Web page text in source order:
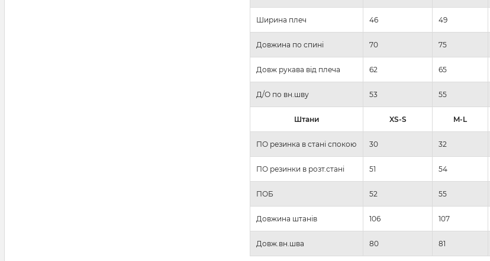
Ширина плеч 46 49
Довжина по спині 70 75
Довж рукава від плеча 62 65
Д/О по вн.шву 53 55
Штани XS-S M-L
ПО резинка в стані спокою 30 32
ПО резинки в розт.стані 51 54
ПОБ 52 55
Довжина штанів 106 107
Довж.вн.шва 80 81